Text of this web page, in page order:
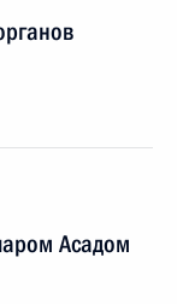
Асадом